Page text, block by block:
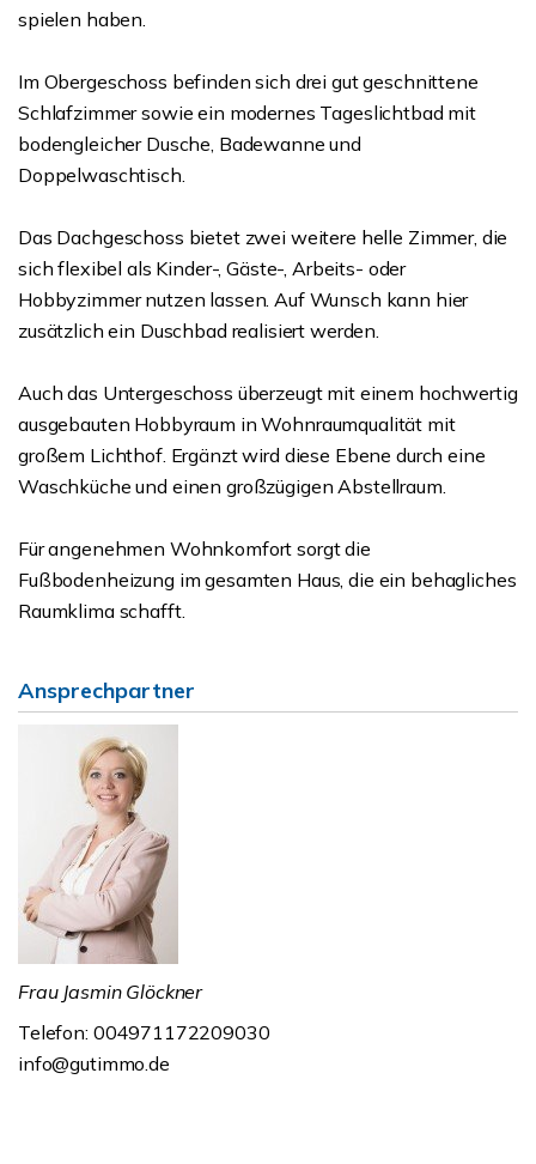
spielen haben.
Im Obergeschoss befinden sich drei gut geschnittene
Schlafzimmer sowie ein modernes Tageslichtbad mit
bodengleicher Dusche, Badewanne und
Doppelwaschtisch.
Das Dachgeschoss bietet zwei weitere helle Zimmer, die
sich flexibel als Kinder-, Gäste-, Arbeits- oder
Hobbyzimmer nutzen lassen. Auf Wunsch kann hier
zusätzlich ein Duschbad realisiert werden.
Auch das Untergeschoss überzeugt mit einem hochwertig
ausgebauten Hobbyraum in Wohnraumqualität mit
großem Lichthof. Ergänzt wird diese Ebene durch eine
Waschküche und einen großzügigen Abstellraum.
Für angenehmen Wohnkomfort sorgt die
Fußbodenheizung im gesamten Haus, die ein behagliches
Raumklima schafft.
Ansprechpartner
Frau Jasmin Glöckner
Telefon: 004971172209030
info@gutimmo.de